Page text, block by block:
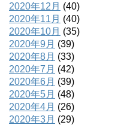
2020年12月 (40)
2020年11月 (40)
2020年10月 (35)
2020年9月 (39)
2020年8月 (33)
2020年7月 (42)
2020年6月 (39)
2020年5月 (48)
2020年4月 (26)
2020年3月 (29)